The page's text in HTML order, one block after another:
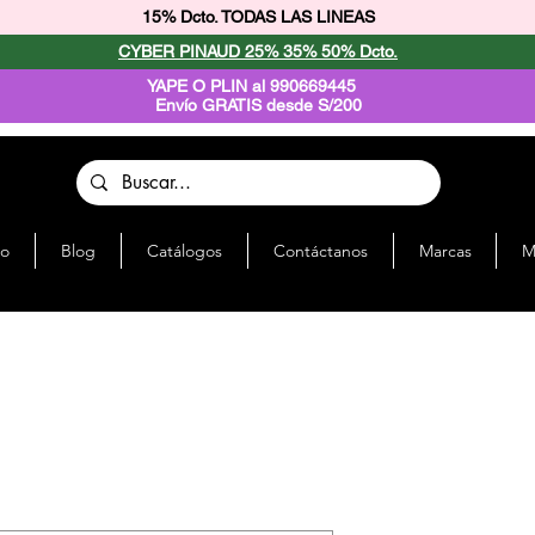
15% Dcto. TODAS LAS LINEAS
CYBER PINAUD 25% 35% 50% Dcto.
YAPE O PLIN al 990669445
Envío GRATIS desde S/200
Blog Catálogos Contáctanos Marcas